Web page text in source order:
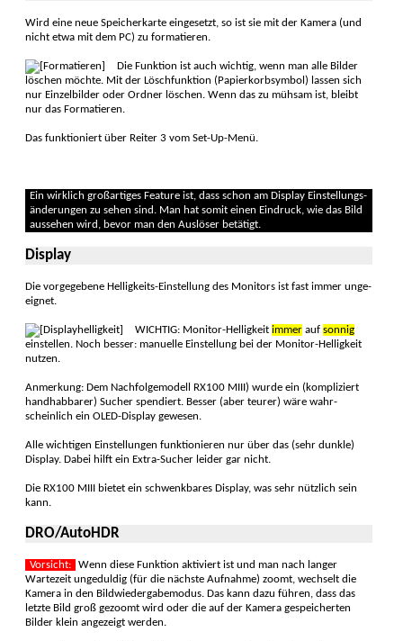
Wird eine neue Speicher­karte einge­setzt, so ist sie mit der Kamera (und
nicht etwa mit dem PC) zu forma­tieren.
Die Funktion ist auch wich­tig, wenn man alle Bil­der
löschen möchte. Mit der Lösch­funktion (Papier­korb­symbol) lassen sich
nur Einzel­bilder oder Ordner löschen. Wenn das zu mühsam ist, bleibt
nur das Forma­tieren.
Das funktioniert über Reiter 3 vom Set-Up-Menü.
Ein wirklich groß­artiges Feature ist, dass schon am Dis­play Ein­stellungs­
änderungen zu sehen sind. Man hat somit einen Ein­druck, wie das Bild
aus­sehen wird, bevor man den Aus­löser betätigt.
Display
Die vorgegebene Hellig­keits-Einstel­lung des Moni­tors ist fast immer unge­
eignet.
WICHTIG: Monitor-Hellig­keitimmer aufsonnig
einstellen. Noch besser: manuelle Einstellung bei der Monitor-Hellig­keit
nutzen.
Anmerkung: Dem Nachfol­ge­modell RX100 MIII) wurde ein (kompli­ziert
hand­hab­barer) Sucher spendiert. Besser (aber teurer) wäre wahr­
scheinlich ein OLED-Dis­play gewesen.
Alle wichtigen Ein­stellun­gen funktio­nieren nur über das (sehr dunkle)
Display. Dabei hilft ein Extra-Sucher leider gar nicht.
Die RX100 MIII bietet ein schwenk­bares Display, was sehr nütz­lich sein
kann.
DRO/AutoHDR
Vorsicht:
Wenn diese Funktion akti­viert ist und man nach langer
Wartezeit ungeduldig (für die nächste Auf­nahme) zoomt, wechselt die
Kamera in den Bild­wiedergabe­modus. Das kann dazu führen, dass das
letzte Bild groß ge­zoomt wird oder die auf der Kamera ge­speicher­ten
Bilder klein ange­zeigt werden.